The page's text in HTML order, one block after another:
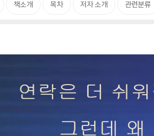
책소개 목차 저자 소개 관련분류